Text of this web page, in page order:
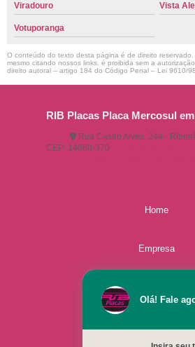
Viradouro Vista
Votuporanga
O conteúdo do texto desta página é de direito
mesmo citando nossos links, é proibida sem a
direito autoral – artigo 184 do Código Penal – Lei 9610/
RIB Placas Placa Mercosul
Rua Castro Alves, 244 -
CEP: 14080-370
Home
Empresa
Olá! Fale